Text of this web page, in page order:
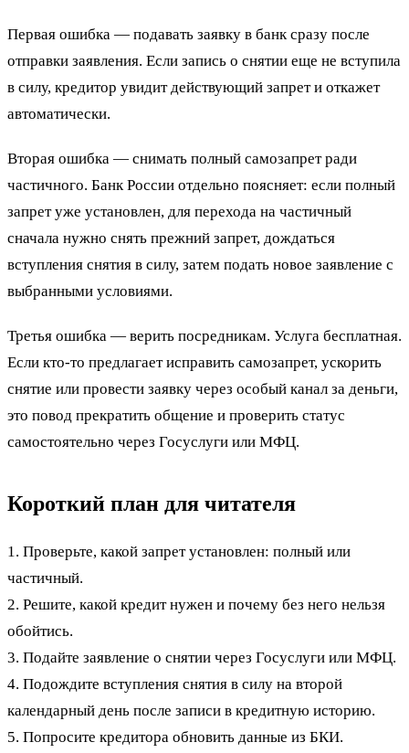
Первая ошибка — подавать заявку в банк сразу после
отправки заявления. Если запись о снятии еще не вступила
в силу, кредитор увидит действующий запрет и откажет
автоматически.
Вторая ошибка — снимать полный самозапрет ради
частичного. Банк России отдельно поясняет: если полный
запрет уже установлен, для перехода на частичный
сначала нужно снять прежний запрет, дождаться
вступления снятия в силу, затем подать новое заявление с
выбранными условиями.
Третья ошибка — верить посредникам. Услуга бесплатная.
Если кто-то предлагает исправить самозапрет, ускорить
снятие или провести заявку через особый канал за деньги,
это повод прекратить общение и проверить статус
самостоятельно через Госуслуги или МФЦ.
Короткий план для читателя
1. Проверьте, какой запрет установлен: полный или
частичный.
2. Решите, какой кредит нужен и почему без него нельзя
обойтись.
3. Подайте заявление о снятии через Госуслуги или МФЦ.
4. Подождите вступления снятия в силу на второй
календарный день после записи в кредитную историю.
5. Попросите кредитора обновить данные из БКИ.